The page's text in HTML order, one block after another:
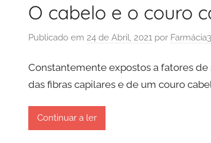
O cabelo e o couro
Publicado em 24 de Abril, 2021 por
Constantemente expostos a fatores
das fibras capilares e de um couro
Continuar a ler